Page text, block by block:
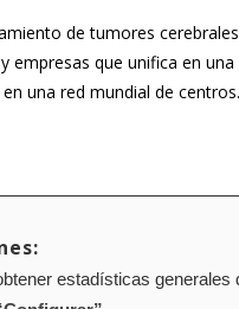
de tumores
que unifica en
una red mundial de centros.
estadísticas generales